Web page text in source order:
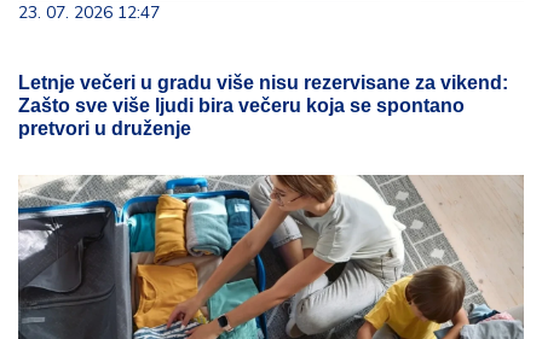
23. 07. 2026 12:47
Letnje večeri u gradu više nisu rezervisane za vikend:
Zašto sve više ljudi bira večeru koja se spontano
pretvori u druženje